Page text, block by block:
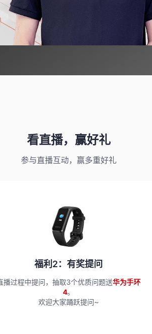
看直播，赢好礼
参与直播互动，赢多重好礼
福利2：有奖提问
播过程中提问，抽取3个优质问题送华为手环
4。
欢迎大家踊跃提问~